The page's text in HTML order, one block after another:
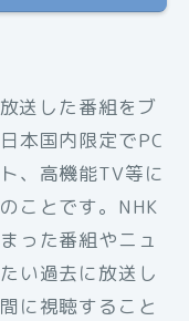
送した番組をブ
本国内限定でPC
、高機能TV等に
ことです。NHK
った番組やニュ
い過去に放送し
に視聴すること